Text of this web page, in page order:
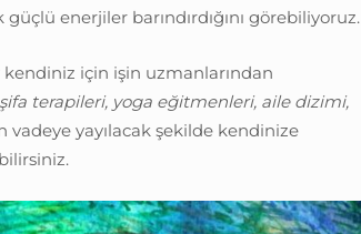
enerjiler barındırdığını görebiliyoruz.
için işin uzmanlarından
terapileri, yoga eğitmenleri, aile dizimi,
vadeye yayılacak şekilde kendinize